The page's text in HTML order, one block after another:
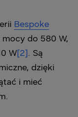
Bespoke
do 580 W,
W[2]. Są
dzięki
i mieć